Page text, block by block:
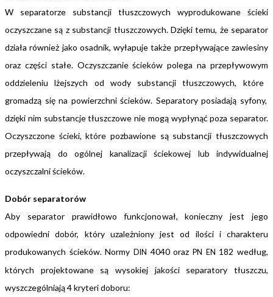
W separatorze substancji tłuszczowych wyprodukowane ścieki
oczyszczane są z substancji tłuszczowych. Dzięki temu, że separator
działa również jako osadnik, wyłapuje także przepływające zawiesiny
oraz częścistałe. Oczyszczanie ścieków polega na przepływowym
oddzieleniu lżejszych od wody substancji tłuszczowych, które
gromadzą się na powierzchni ścieków. Separatory posiadają syfony,
dzięki nim substancje tłuszczowe nie mogą wypłynąć poza separator.
Oczyszczone ścieki, które pozbawione sąsubstancji tłuszczowych
przepływają do ogólnej kanalizacjiściekowej lub indywidualnej
oczyszczalni ścieków.
Dobór separatorów
Aby separator prawidłowo funkcjonował, konieczny jest jego
odpowiedni dobór, któryuzależniony jest od ilości i charakteru
produkowanych ścieków. Normy DIN 4040 oraz PN EN 182 według,
których projektowane są wysokiej jakości separatory tłuszczu,
wyszczególniają 4 kryteridoboru: